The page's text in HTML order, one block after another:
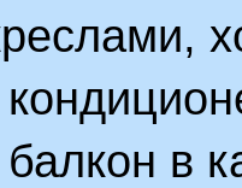
балкон в